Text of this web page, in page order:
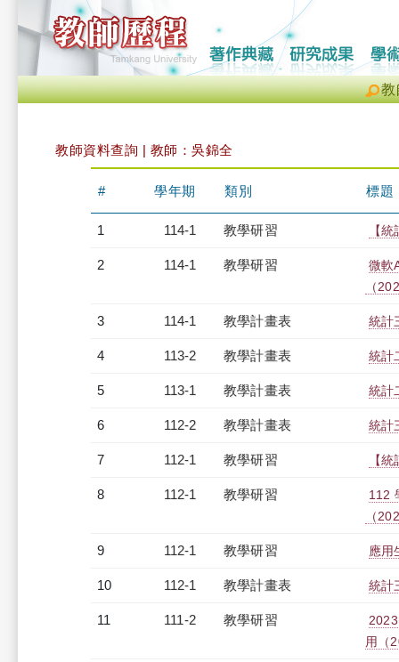
教
教師資料查詢 | 教師：吳錦全
# 學年期 類別 標題
1 114-1 教學研習 【
2 114-1 教學研習
微軟
（
3 114-1 教學計畫表 統計
4 113-2 教學計畫表 統計
5 113-1 教學計畫表 統計
6 112-2 教學計畫表 統計
7 112-1 教學研習 【
8 112-1 教學研習
112
（
9 112-1 教學研習 應用
10 112-1 教學計畫表 統計
11 111-2 教學研習
用（